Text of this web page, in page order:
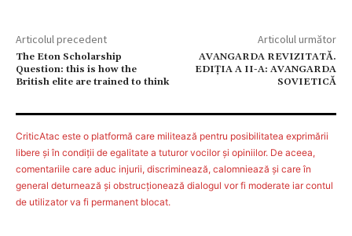
Articolul precedent
The Eton Scholarship
Question: this is how the
British elite are trained to think
Articolul următor
AVANGARDA REVIZITATĂ.
EDIȚIA A II-A: AVANGARDA
SOVIETICĂ
CriticAtac este o platformă care militează pentru posibilitatea exprimării
libere şi în condiţii de egalitate a tuturor vocilor şi opiniilor. De aceea,
comentariile care aduc injurii, discriminează, calomniează şi care în
general deturnează şi obstrucţionează dialogul vor fi moderate iar contul
de utilizator va fi permanent blocat.